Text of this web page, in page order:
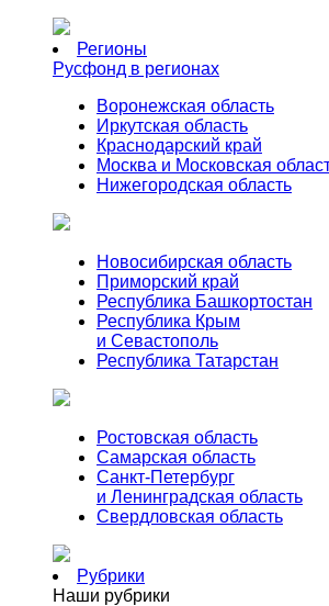
Регионы
Русфонд в регионах
Воронежская область
Иркутская область
Краснодарский край
Москва и Московская
Нижегородская область
Новосибирская область
Приморский край
Республика Башкортостан
Республика Крым
и Севастополь
Республика Татарстан
Ростовская область
Самарская область
Санкт-Петербург
и Ленинградская область
Свердловская область
Рубрики
Наши рубрики